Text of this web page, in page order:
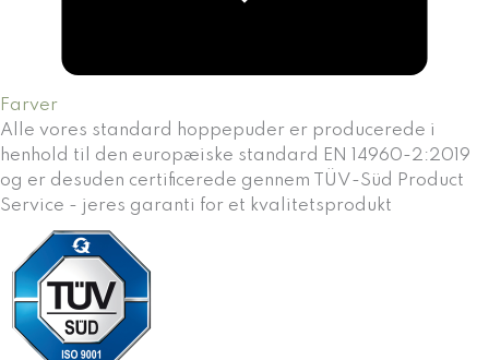
Farver
Alle vores standard hoppepuder er producerede i
henhold til den europæiske standard EN 14960-2:2019
og er desuden certificerede gennem TÜV-Süd Product
Service - jeres garanti for et kvalitetsprodukt